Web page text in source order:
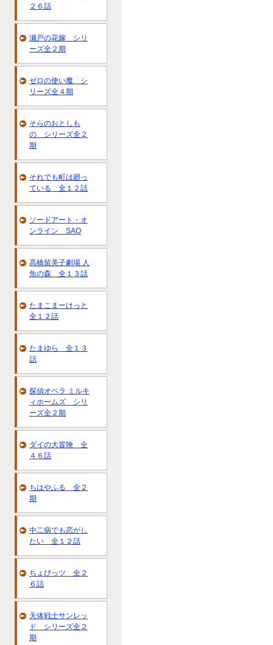
２６話
瀬戸の花嫁 シリ
ーズ全２期
ゼロの使い魔 シ
リーズ全４期
そらのおとしも
の シリーズ全２
期
それでも町は廻っ
ている 全１２話
ソードアート・オ
ンライン SAO
高橋留美子劇場 人
魚の森 全１３話
たまこまーけっと
全１２話
たまゆら 全１３
話
探偵オペラ ミルキ
ィホームズ シリ
ーズ全２期
ダイの大冒険 全
４６話
ちはやふる 全２
期
中二病でも恋がし
たい 全１２話
ちょびっツ 全２
６話
天体戦士サンレッ
ド シリーズ全２
期